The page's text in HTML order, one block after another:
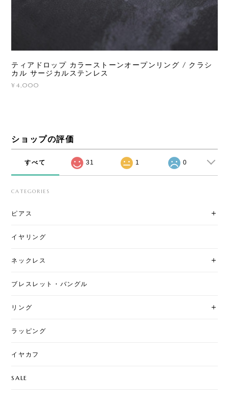
ティアドロップ カラーストーンオープンリング / クラシ
カル サージカルステンレス
¥4,000
ショップの評価
すべて 31 1 0
CATEGORIES
ピアス
イヤリング
ネックレス
ブレスレット・バングル
リング
ラッピング
イヤカフ
SALE